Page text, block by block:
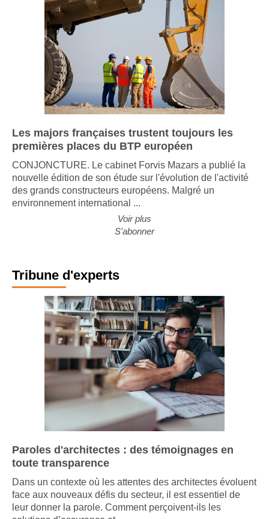
Les majors françaises trustent toujours les
premières places du BTP européen
CONJONCTURE. Le cabinet Forvis Mazars a publié la
nouvelle édition de son étude sur l'évolution de l'activité
des grands constructeurs européens. Malgré un
environnement international ...
Voir plus
S'abonner
Tribune d'experts
Paroles d'architectes : des témoignages en
toute transparence
Dans un contexte où les attentes des architectes évoluent
face aux nouveaux défis du secteur, il est essentiel de
leur donner la parole. Comment perçoivent-ils les